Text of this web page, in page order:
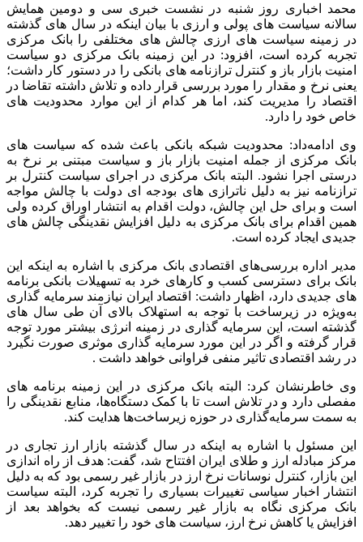
محمد اخباری روز شنبه در نشست خبری سی و دومین همایش
سالانه سیاست های پولی و ارزی با بیان اینکه در سال های گذشته
در زمینه سیاست های ارزی چالش های مختلفی را بانک مرکزی
تجربه کرده است، افزود: در این زمینه بانک مرکزی دو سیاست
امنیت بازار باز و کنترل ترازنامه های بانکی را در دستور کار داشت؛
یعنی نرخ و مقدار را مورد بررسی قرار داده و تلاش داشته تقاضا در
اقتصاد را مدیریت کند، اما هر کدام از این موارد محدودیت های
خاص خود را دارد.
وی ادامه‌داد: محدودیت شبکه بانکی باعث شده که سیاست های
بانک مرکزی از جمله امنیت بازار باز و سیاست مبتنی بر نرخ به
درستی اجرا نشود. البته بانک مرکزی در اجرای سیاست کنترل بر
ترازنامه نیز به دلیل ناترازی های بودجه ای دولت با چالش مواجه
است و برای حل این چالش، دولت اقدام به انتشار اوراق کرده ولی
همین اقدام برای بانک مرکزی به دلیل افزایش نقدینگی چالش های
جدیدی ایجاد کرده است.
مدیر اداره بررسی‌های اقتصادی بانک مرکزی با اشاره به اینکه این
بانک برای دسترسی کسب و کارهای خرد به تسهیلات بانکی برنامه
های جدیدی دارد، اظهار داشت: اقتصاد ایران نیازمند سرمایه گذاری
به‌ویژه در زیرساخت با توجه به استهلاک بالای آن طی سال های
گذشته است، این سرمایه گذاری در زمینه انرژی بیشتر مورد توجه
قرار گرفته و اگر در این مورد سرمایه گذاری موثری صورت نگیرد
در رشد اقتصادی تاثیر منفی فراوانی خواهد داشت .
وی خاطرنشان کرد: البته بانک مرکزی در این زمینه برنامه های
مفصلی دارد و در تلاش است تا با کمک دستگاه‌ها، منابع نقدینگی را
به سمت سرمایه‌گذاری در حوزه زیرساخت‌ها هدایت کند.
این مسئول با اشاره به اینکه در سال گذشته بازار ارز تجاری در
مرکز مبادله ارز و طلای ایران افتتاح شد، گفت: هدف از راه اندازی
این بازار، کنترل نوسانات نرخ ارز در بازار غیر رسمی بود که به دلیل
انتشار اخبار سیاسی تغییرات بسیاری را تجربه کرد، البته سیاست
بانک مرکزی نگاه به بازار غیر رسمی نیست که بخواهد بعد از
افزایش یا کاهش نرخ ارز، سیاست های خود را تغییر دهد.